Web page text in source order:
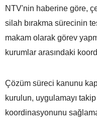
NTV'nin haberine göre,
silah bırakma sürecinin
makam olarak görev
kurumlar arasındaki
Çözüm süreci kanunu
kurulun, uygulamayı
koordinasyonunu